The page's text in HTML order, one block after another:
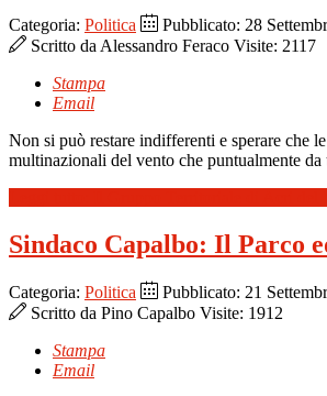
Categoria: Politica
Pubblicato: 28
Scritto da Alessandro Feraco Visite: 2117
Stampa
Email
Non si può restare indifferenti e sperare che
multinazionali del vento che puntualmente da
Sindaco Capalbo: Il Parco
Categoria: Politica
Pubblicato: 21
Scritto da Pino Capalbo Visite: 1912
Stampa
Email